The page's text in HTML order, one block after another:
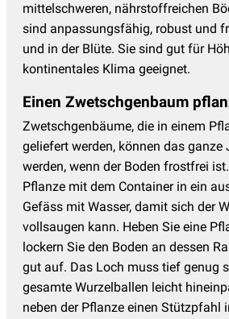
mittelschweren, nährstoffreichen
sind anpassungsfähig, robust und
und in der Blüte. Sie sind gut für
kontinentales Klima geeignet.
Einen Zwetschgenbaum
Zwetschgenbäume, die in einem
geliefert werden, können das ganze
werden, wenn der Boden frostfrei
Pflanze mit dem Container in ein
Gefäss mit Wasser, damit sich der
vollsaugen kann. Heben Sie eine
lockern Sie den Boden an dessen
gut auf. Das Loch muss tief genug
gesamte Wurzelballen leicht
neben der Pflanze einen Stützpfahl